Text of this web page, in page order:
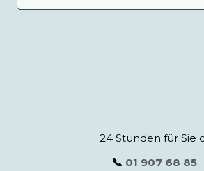
24 Stunden für Sie
📞 01 907 68 85